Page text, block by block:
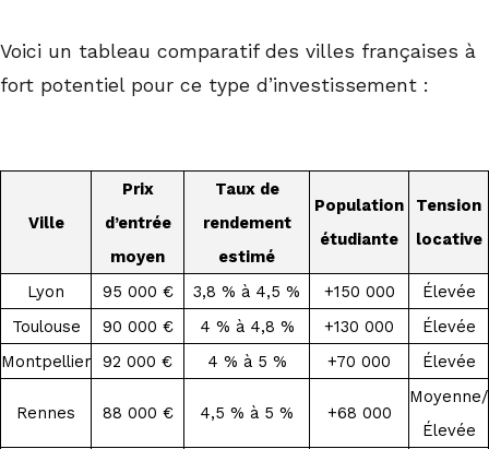
Voici un tableau comparatif des villes françaises à
fort potentiel pour ce type d’investissement :
Ville
Prix
d’entrée
moyen
Taux de
rendement
estimé
Population
étudiante
Tension
locative
Lyon 95 000 € 3,8 % à 4,5 % +150 000
Élevée
Toulouse
90 000 € 4 % à 4,8 % +130 000
Élevée
Montpellier
92 000 € 4 % à 5 % +70 000 Élevée
Rennes 88 000 € 4,5 % à 5 % +68 000
Moyenne/
Élevée